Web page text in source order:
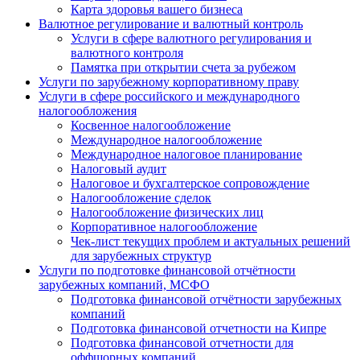
Карта здоровья вашего бизнеса
Валютное регулирование и валютный контроль
Услуги в сфере валютного регулирования и
валютного контроля
Памятка при открытии счета за рубежом
Услуги по зарубежному корпоративному праву
Услуги в сфере российского и международного
налогообложения
Косвенное налогообложение
Международное налогообложение
Международное налоговое планирование
Налоговый аудит
Налоговое и бухгалтерское сопровождение
Налогообложение сделок
Налогообложение физических лиц
Корпоративное налогообложение
Чек-лист текущих проблем и актуальных решений
для зарубежных структур
Услуги по подготовке финансовой отчётности
зарубежных компаний, МСФО
Подготовка финансовой отчётности зарубежных
компаний
Подготовка финансовой отчетности на Кипре
Подготовка финансовой отчетности для
оффшорных компаний